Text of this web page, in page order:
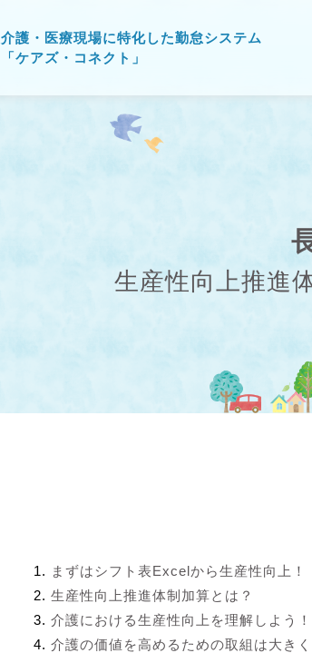
介護・医療現場に特化した勤怠システム
「ケアズ・コネクト」
生産性向上推進
まずはシフト表Excelから生産性向上！
生産性向上推進体制加算とは？
介護における生産性向上を理解しよう！
介護の価値を高めるための取組は大き